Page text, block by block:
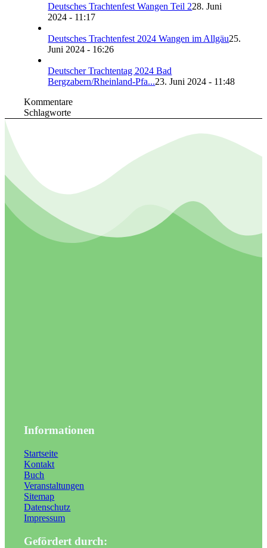
Deutsches Trachtenfest Wangen Teil 228. Juni
2024 - 11:17
Deutsches Trachtenfest 2024 Wangen im Allgäu25.
Juni 2024 - 16:26
Deutscher Trachtentag 2024 Bad
Bergzabern/Rheinland-Pfa...23. Juni 2024 - 11:48
Kommentare
Schlagworte
Informationen
Startseite
Kontakt
Buch
Veranstaltungen
Sitemap
Datenschutz
Impressum
Gefördert durch: